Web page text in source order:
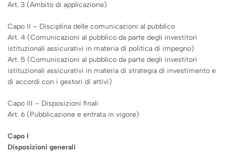
Art. 3 (Ambito di applicazione)
Capo II – Disciplina delle comunicazioni al pubblico
Art. 4 (Comunicazioni al pubblico da parte degli investitori
istituzionali assicurativi in materia di politica di impegno)
Art. 5 (Comunicazioni al pubblico da parte degli investitori
istituzionali assicurativi in materia di strategia di investimento e
di accordi con i gestori di attivi)
Capo III – Disposizioni finali
Art. 6 (Pubblicazione e entrata in vigore)
Capo I
Disposizioni generali